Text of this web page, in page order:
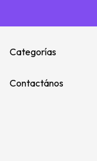
Categorías
Contactános